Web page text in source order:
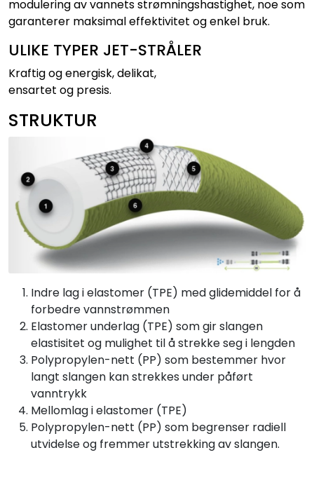
modulering av vannets strømningshastighet, noe som
garanterer maksimal effektivitet og enkel bruk.
ULIKE TYPER JET-STRÅLER
Kraftig og energisk, delikat,
ensartet og presis.
STRUKTUR
Indre lag i elastomer (TPE) med glidemiddel for å
forbedre vannstrømmen
Elastomer underlag (TPE) som gir slangen
elastisitet og mulighet til å strekke seg i lengden
Polypropylen-nett (PP) som bestemmer hvor
langt slangen kan strekkes under påført
vanntrykk
Mellomlag i elastomer (TPE)
Polypropylen-nett (PP) som begrenser radiell
utvidelse og fremmer utstrekking av slangen.